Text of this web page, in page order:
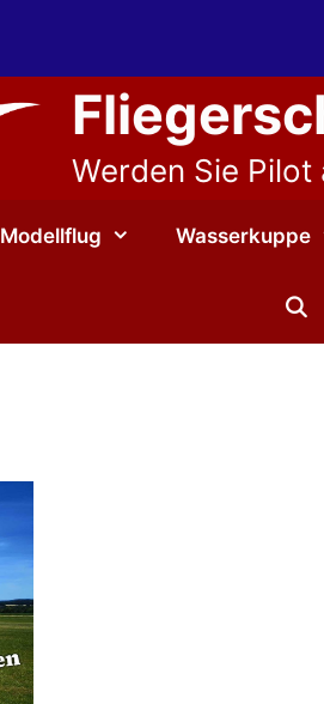
Werden Sie
Modellflug Wasserkuppe